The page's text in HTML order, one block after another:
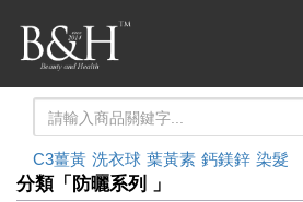
C3薑黃 洗衣球 葉黃素 鈣鎂鋅 染髮
分類「防曬系列 」